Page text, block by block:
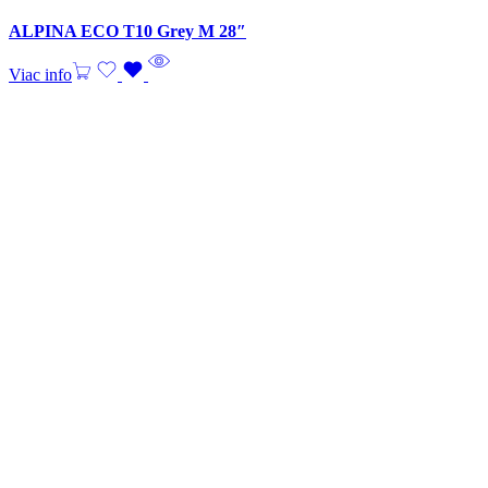
ALPINA ECO T10 Grey M 28″
Viac info